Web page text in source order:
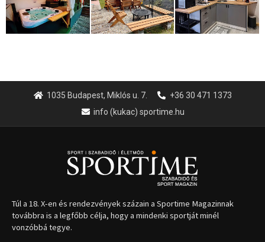
1035 Budapest, Miklós u. 7.
+36 30 471 1373
info (kukac) sportime.hu
Túl a 18. X-en és rendezvények százain a Sportime Magazinnak
továbbra is a legfőbb célja, hogy a mindenki sportját minél
vonzóbbá tegye.